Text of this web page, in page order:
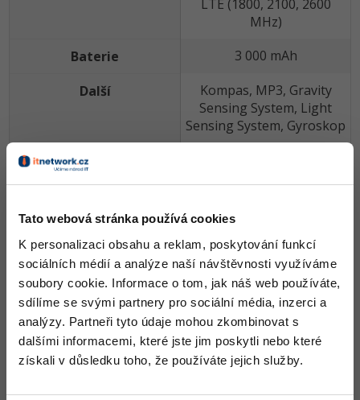
Tato webová stránka používá cookies
K personalizaci obsahu a reklam, poskytování funkcí
sociálních médií a analýze naší návštěvnosti využíváme
soubory cookie. Informace o tom, jak náš web používáte,
sdílíme se svými partnery pro sociální média, inzerci a
analýzy. Partneři tyto údaje mohou zkombinovat s
dalšími informacemi, které jste jim poskytli nebo které
získali v důsledku toho, že používáte jejich služby.
LTE (1800, 2100, 2600
MHz)
Baterie
3 000 mAh
Další
Kompas, MP3, Gravity
Sensing System, Light
Sensing System, Gyroskop
Na přední straně nás nečeká překvapení, 5,5palcový Full
HD displej je již známou komponentou, stejně jako
Vespod jsou pak senzorová tlačítka. Na stranách
najdeme kolébku hlasitosti, power button, konektor
USB typu C, což snad potěší uživatele. Samozřejmostí je
3,5mm jack nebo šuplíček pro vložení SIM karty.
Pod celokovovým šasi najdeme tepat 2GHz procesor
MTK6795 od MediaTeku s osmi jádry a grafickým čipem
PowerVR G6200. K dispozici má uživatel 3GB operační
paměť a 32GB interní úložiště, které však nelze rozšířit,
avšak dostupná kapacita by měla být dostačující. Baterie